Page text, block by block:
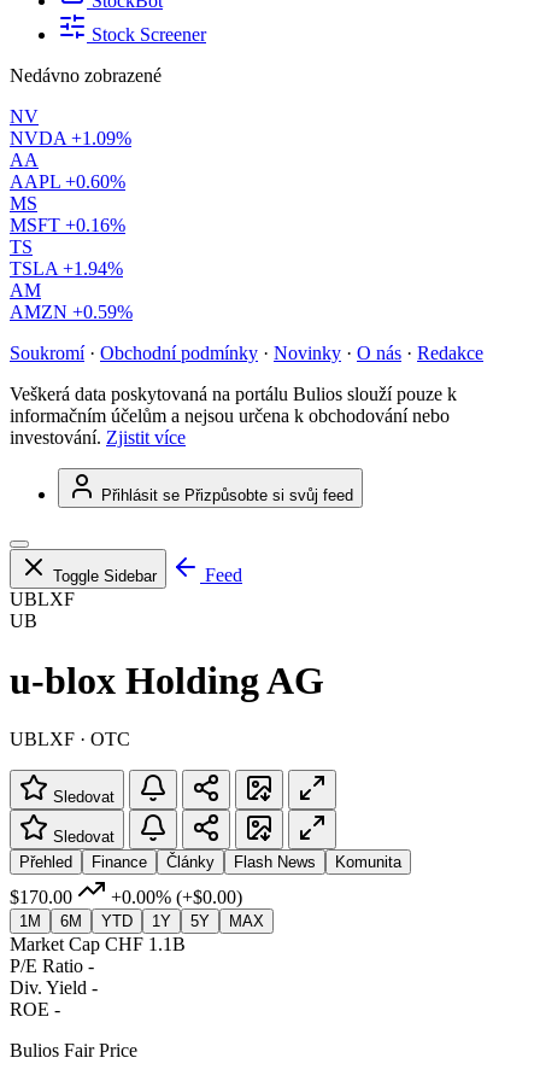
Stock Screener
Nedávno zobrazené
NV
NVDA +1.09%
AA
AAPL +0.60%
MS
MSFT +0.16%
TS
TSLA +1.94%
AM
AMZN +0.59%
Soukromí · Obchodní podmínky · Novinky · O nás · Redakce
Veškerá data poskytovaná na portálu Bulios slouží pouze k
informačním účelům a nejsou určena k obchodování nebo
investování. Zjistit více
Přihlásit se Přizpůsobte si svůj feed
Toggle Sidebar
Feed
UBLXF
UB
u-blox Holding AG
UBLXF · OTC
Sledovat
Sledovat
Přehled
Finance Články Flash News Komunita
$170.00 +0.00% (+$0.00)
1M 6M YTD 1Y 5Y MAX
Market Cap CHF 1.1B
P/E Ratio -
Div. Yield -
ROE -
Bulios Fair Price